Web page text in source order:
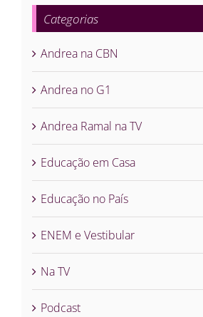
Categorias
Andrea na CBN
Andrea no G1
Andrea Ramal na TV
Educação em Casa
Educação no País
ENEM e Vestibular
Na TV
Podcast